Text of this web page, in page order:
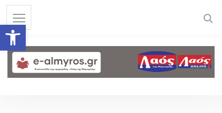
Ανοίξτε τη γραμμή